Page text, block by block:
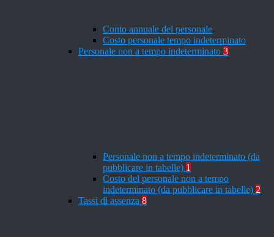
Conto annuale del personale
Costo personale tempo indeterminato
Personale non a tempo indeterminato 3
Personale non a tempo indeterminato (da
pubblicare in tabelle) 1
Costo del personale non a tempo
indeterminato (da pubblicare in tabelle) 2
Tassi di assenza 8